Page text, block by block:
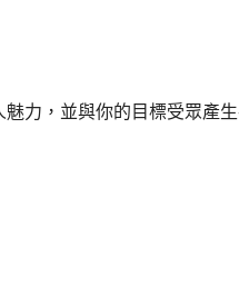
力，並與你的目標受眾產